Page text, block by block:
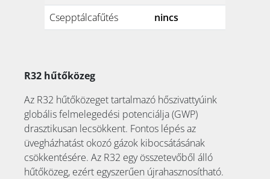
Csepptálcafűtés nincs
R32 hűtőközeg
Az R32 hűtőközeget tartalmazó hőszivattyúink
globális felmelegedési potenciálja (GWP)
drasztikusan lecsökkent. Fontos lépés az
üvegházhatást okozó gázok kibocsátásának
csökkentésére. Az R32 egy összetevőből álló
hűtőközeg, ezért egyszerűen újrahasznosítható.